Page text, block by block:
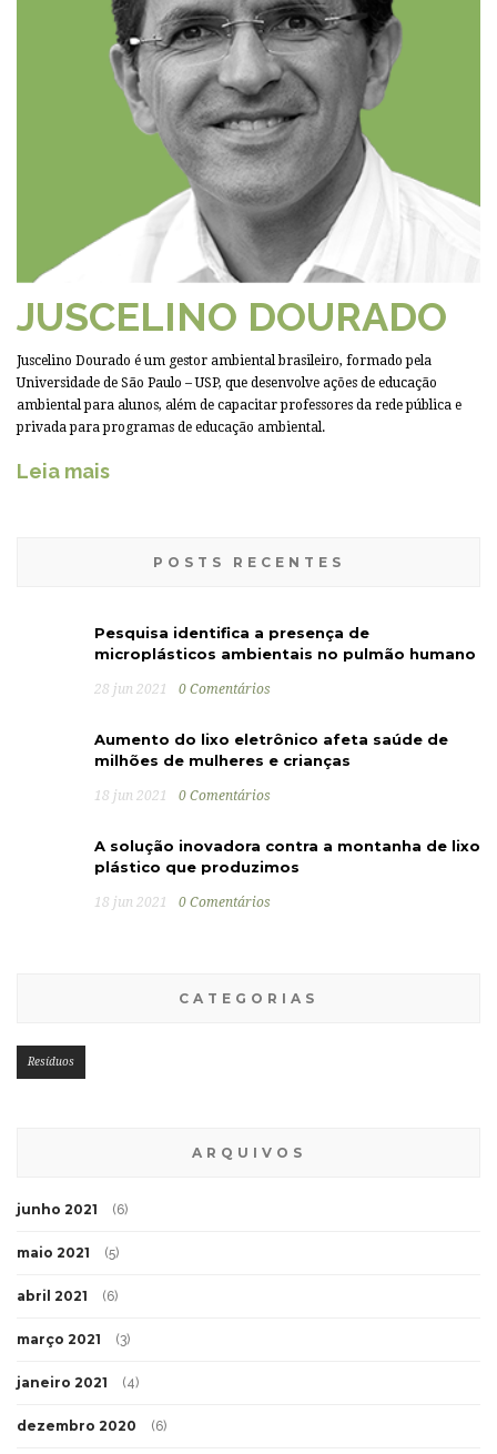
JUSCELINO DOURADO
Juscelino Dourado é um gestor ambiental brasileiro, formado pela
Universidade de São Paulo – USP, que desenvolve ações de educação
ambiental para alunos, além de capacitar professores da rede pública e
privada para programas de educação ambiental.
Leia mais
POSTS RECENTES
Pesquisa identifica a presença de
microplásticos ambientais no pulmão humano
28 jun 2021 0 Comentários
Aumento do lixo eletrônico afeta saúde de
milhões de mulheres e crianças
18 jun 2021 0 Comentários
A solução inovadora contra a montanha de lixo
plástico que produzimos
18 jun 2021 0 Comentários
CATEGORIAS
Resíduos
ARQUIVOS
junho 2021 (6)
maio 2021 (5)
abril 2021 (6)
março 2021 (3)
janeiro 2021 (4)
dezembro 2020 (6)